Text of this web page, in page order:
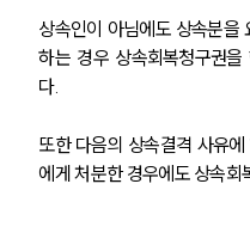
상속인이 아님에도 상속분을
하는 경우 상속회복청구권
다.
또한 다음의 상속결격 사유
에게 처분한 경우에도 상속회